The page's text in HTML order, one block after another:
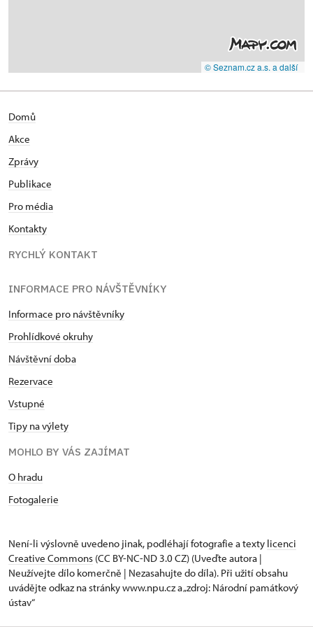
© Seznam.cz a.s. a další
Domů
Akce
Zprávy
Publikace
Pro média
Kontakty
RYCHLÝ KONTAKT
INFORMACE PRO NÁVŠTĚVNÍKY
Informace pro návštěvníky
Prohlídkové okruhy
Návštěvní doba
Rezervace
Vstupné
Tipy na výlety
MOHLO BY VÁS ZAJÍMAT
O hradu
Fotogalerie
Není-li výslovně uvedeno jinak, podléhají fotografie a texty licenci
Creative Commons (CC BY-NC-ND 3.0 CZ) (Uveďte autora |
Neužívejte dílo komerčně | Nezasahujte do díla). Při užití obsahu
uvádějte odkaz na stránky www.npu.cz a „zdroj: Národní památkový
ústav“